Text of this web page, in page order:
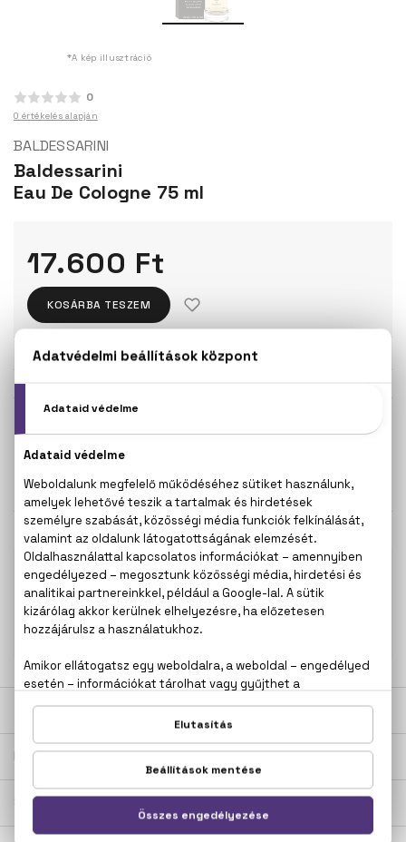
*A kép illusztráció
0
0 értékelés alapján
BALDESSARINI
Baldessarini
Eau De Cologne 75 ml
17.600 Ft
KOSÁRBA TESZEM
Törzsvásárlóknak csak:16.720 Ft
Teszter 75 ml
75 ml
KAPCSOLÓDÓ TERMÉKEK
100% eredeti termékek,14 napos visszaküldési
garanciával
Kérdésed van, elakadtál? Hívd ügyfélszolgálatunkat:
20 267 5125
LEÍRÁS
ÉRTÉKELÉSEK (0)
SZÁLLÍTÁS